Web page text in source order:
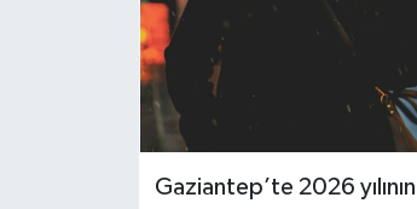
Gaziantep’te 2026
Sağlık & Yaşam